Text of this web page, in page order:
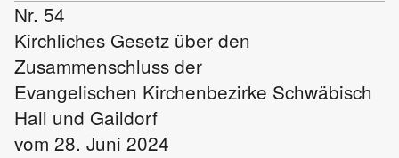
Nr. 54
Kirchliches Gesetz über den
Zusammenschluss der
Evangelischen Kirchenbezirke Schwäbisch
Hall und Gaildorf
vom 28. Juni 2024